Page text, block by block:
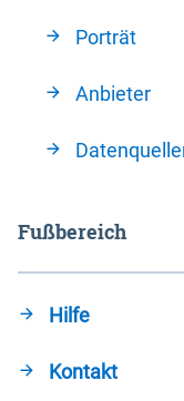
Porträt
Anbieter
Fußbereich
Hilfe
Kontakt